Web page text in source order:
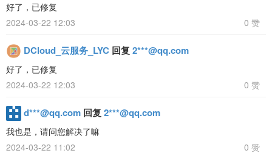
好了，已修复
2024-03-22 12:03
0 赞
DCloud_云服务_LYC 回复 2***@qq.com
好了，已修复
2024-03-22 12:03
0 赞
d***@qq.com 回复 2***@qq.com
我也是，请问您解决了嘛
2024-03-22 11:02
0 赞